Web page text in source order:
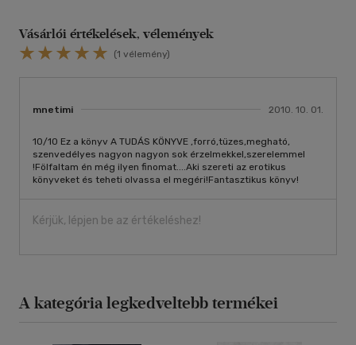
Vásárlói értékelések, vélemények
(1 vélemény)
mnetimi 2010. 10. 01.
10/10 Ez a könyv A TUDÁS KÖNYVE ,forró,tüzes,megható,
szenvedélyes nagyon nagyon sok érzelmekkel,szerelemmel
!Fölfaltam én még ilyen finomat....Aki szereti az erotikus
könyveket és teheti olvassa el megéri!Fantasztikus könyv!
Kérjük, lépjen be az értékeléshez!
A kategória legkedveltebb termékei